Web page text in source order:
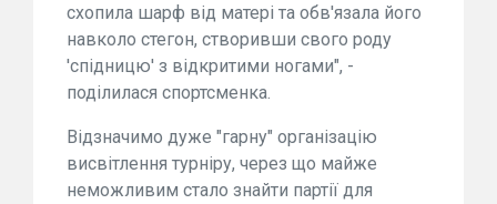
схопила шарф від матері та обв'язала його
навколо стегон, створивши свого роду
'спідницю' з відкритими ногами", -
поділилася спортсменка.
Відзначимо дуже "гарну" організацію
висвітлення турніру, через що майже
неможливим стало знайти партії для